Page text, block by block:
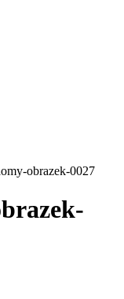
obrazek-0027